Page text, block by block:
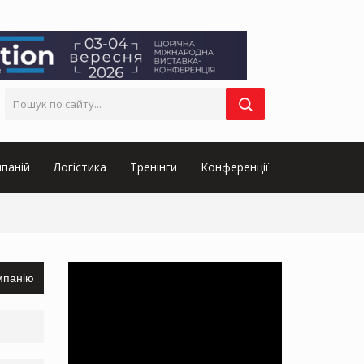
Логістика Тренінги Конференції